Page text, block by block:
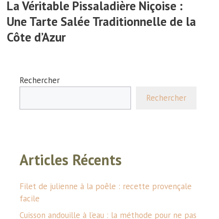
La Véritable Pissaladière Niçoise :
Une Tarte Salée Traditionnelle de la
Côte d’Azur
Rechercher
Rechercher
Articles Récents
Filet de julienne à la poêle : recette provençale
facile
Cuisson andouille à l’eau : la méthode pour ne pas